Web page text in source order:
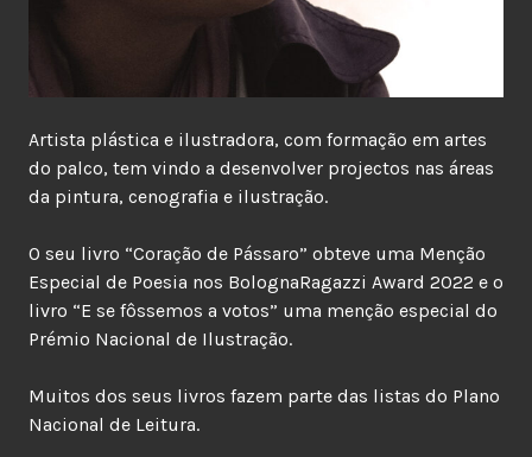
Artista plástica e ilustradora, com formação em artes
do palco, tem vindo a desenvolver projectos nas áreas
da pintura, cenografia e ilustração.
O seu livro “Coração de Pássaro” obteve uma Menção
Especial de Poesia nos BolognaRagazzi Award 2022 e o
livro “E se fôssemos a votos” uma menção especial do
Prémio Nacional de Ilustração.
Muitos dos seus livros fazem parte das listas do Plano
Nacional de Leitura.